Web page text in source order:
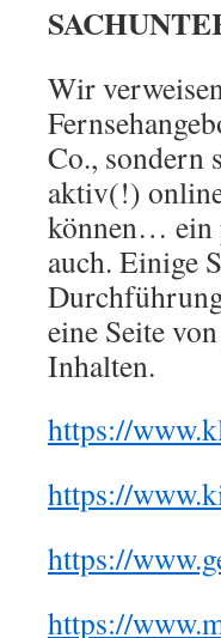
Wir
Co., sondern
aktiv(!)
können… ein
auch. Einige
eine Seite
Inhalten.
https://
https://
https://
https://